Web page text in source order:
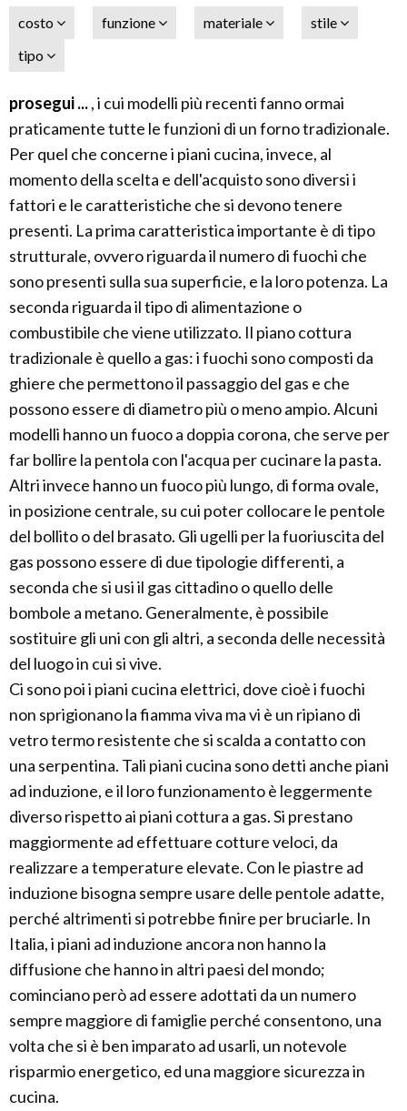
costo funzione materiale
stile
tipo
prosegui ..., i cui modelli più recenti fanno ormai
praticamente tutte le funzioni di un forno tradizionale.
Per quel che concerne i piani cucina, invece, al
momento della scelta e dell'acquisto sono diversi i
fattori e le caratteristiche che si devono tenere
presenti. La prima caratteristica importante è di tipo
strutturale, ovvero riguarda il numero di fuochi che
sono presenti sulla sua superficie, e la loro potenza. La
seconda riguarda il tipo di alimentazione o
combustibile che viene utilizzato. Il piano cottura
tradizionale è quello a gas: i fuochi sono composti da
ghiere che permettono il passaggio del gas e che
possono essere di diametro più o meno ampio. Alcuni
modelli hanno un fuoco a doppia corona, che serve per
far bollire la pentola con l'acqua per cucinare la pasta.
Altri invece hanno un fuoco più lungo, di forma ovale,
in posizione centrale, su cui poter collocare le pentole
del bollito o del brasato. Gli ugelli per la fuoriuscita del
gas possono essere di due tipologie differenti, a
seconda che si usi il gas cittadino o quello delle
bombole a metano. Generalmente, è possibile
sostituire gli uni con gli altri, a seconda delle necessità
del luogo in cui si vive.
Ci sono poi i piani cucina elettrici, dove cioè i fuochi
non sprigionano la fiamma viva ma vi è un ripiano di
vetro termo resistente che si scalda a contatto con
una serpentina. Tali piani cucina sono detti anche piani
ad induzione, e il loro funzionamento è leggermente
diverso rispetto ai piani cottura a gas. Si prestano
maggiormente ad effettuare cotture veloci, da
realizzare a temperature elevate. Con le piastre ad
induzione bisogna sempre usare delle pentole adatte,
perché altrimenti si potrebbe finire per bruciarle. In
Italia, i piani ad induzione ancora non hanno la
diffusione che hanno in altri paesi del mondo;
cominciano però ad essere adottati da un numero
sempre maggiore di famiglie perché consentono, una
volta che si è ben imparato ad usarli, un notevole
risparmio energetico, ed una maggiore sicurezza in
cucina.